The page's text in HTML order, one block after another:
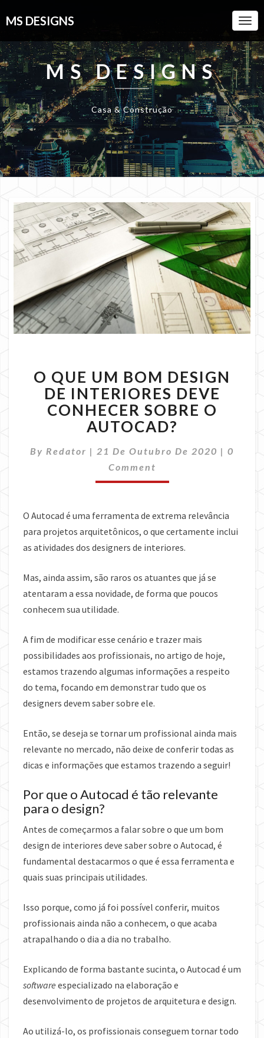
MS DESIGNS
MS DESIGNS
Casa & Construção
QUE
UM
BOM
DESIGN
DE
DEVE
CONHECER
SOBRE
O QUE UM BOM DESIGN
DE INTERIORES DEVE
CONHECER SOBRE O
AUTOCAD?
By Redator | 21 De Outubro De 2020 | 0
Comment
O Autocad é uma ferramenta de extrema relevância
para projetos arquitetônicos, o que certamente inclui
as atividades dos designers de interiores.
Mas, ainda assim, são raros os atuantes que já se
atentaram a essa novidade, de forma que poucos
conhecem sua utilidade.
A fim de modificar esse cenário e trazer mais
possibilidades aos profissionais, no artigo de hoje,
estamos trazendo algumas informações a respeito
do tema, focando em demonstrar tudo que os
designers devem saber sobre ele.
Então, se deseja se tornar um profissional ainda mais
relevante no mercado, não deixe de conferir todas as
dicas e informações que estamos trazendo a seguir!
Por que o Autocad é tão relevante
para o design?
Antes de começarmos a falar sobre o que um bom
design de interiores deve saber sobre o Autocad, é
fundamental destacarmos o que é essa ferramenta e
quais suas principais utilidades.
Isso porque, como já foi possível conferir, muitos
profissionais ainda não a conhecem, o que acaba
atrapalhando o dia a dia no trabalho.
Explicando de forma bastante sucinta, o Autocad é um
software especializado na elaboração e
desenvolvimento de projetos de arquitetura e design.
Ao utilizá-lo, os profissionais conseguem tornar todo